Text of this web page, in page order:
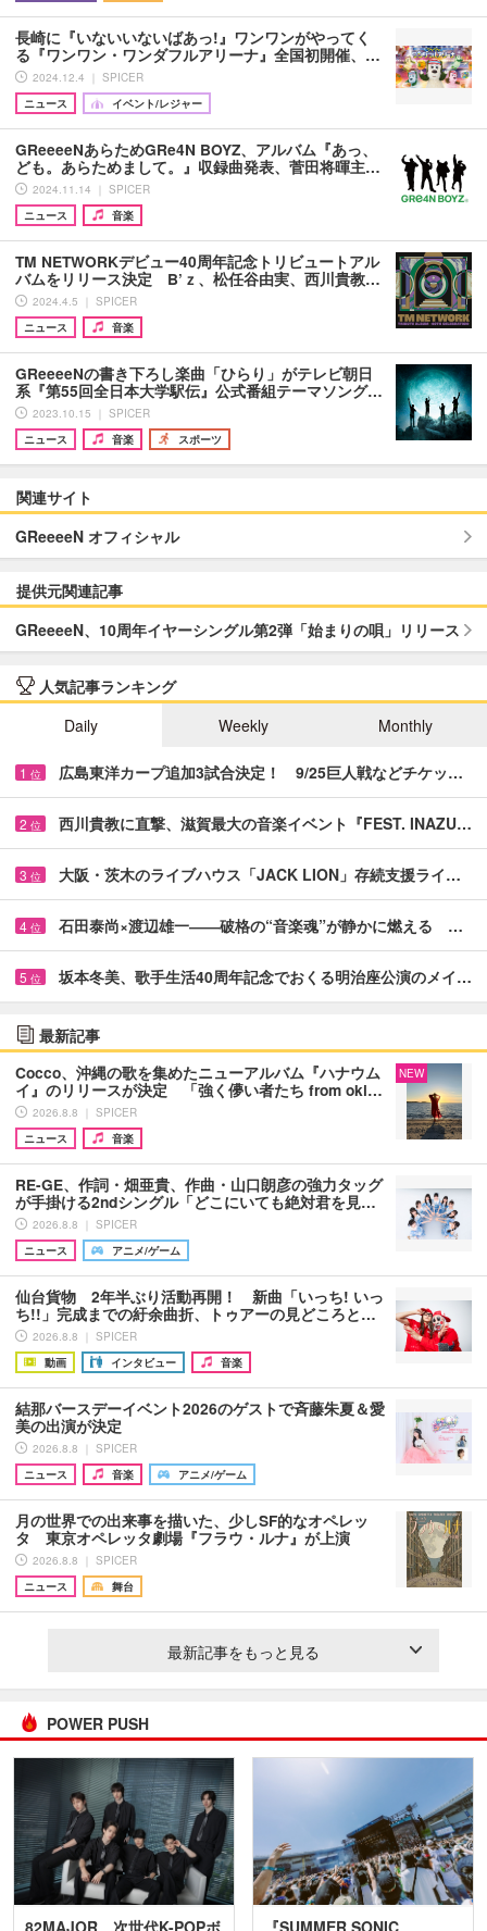
長崎に『いないいないばあっ!』ワンワンがやってく
る『ワンワン・ワンダフルアリーナ』全国初開催、…
2024.12.4 ｜ SPICER
ニュース
イベント/レジャー
GReeeeNあらためGRe4N BOYZ、アルバム『あっ、
ども。あらためまして。』収録曲発表、菅田将暉主…
2024.11.14 ｜ SPICER
ニュース
音楽
TM NETWORKデビュー40周年記念トリビュートアル
バムをリリース決定 B’ｚ、松任谷由実、西川貴教…
2024.4.5 ｜ SPICER
ニュース
音楽
GReeeeNの書き下ろし楽曲「ひらり」がテレビ朝日
系『第55回全日本大学駅伝』公式番組テーマソング…
2023.10.15 ｜ SPICER
ニュース
音楽 スポーツ
関連サイト
GReeeeN オフィシャル
提供元関連記事
GReeeeN、10周年イヤーシングル第2弾「始まりの唄」リリース
人気記事ランキング
Daily
Weekly Monthly
1 位 広島東洋カープ追加3試合決定！ 9/25巨人戦などチケッ…
2 位 西川貴教に直撃、滋賀最大の音楽イベント『FEST. INAZU…
3 位 大阪・茨木のライブハウス「JACK LION」存続支援ライ…
4 位 石田泰尚×渡辺雄一――破格の“音楽魂”が静かに燃える …
5 位 坂本冬美、歌手生活40周年記念でおくる明治座公演のメイ…
最新記事
Cocco、沖縄の歌を集めたニューアルバム『ハナウム
イ』のリリースが決定 「強く儚い者たち from oki…
2026.8.8 ｜ SPICER
ニュース
音楽
NEW
RE-GE、作詞・畑亜貴、作曲・山口朗彦の強力タッグ
が手掛ける2ndシングル「どこにいても絶対君を見…
2026.8.8 ｜ SPICER
ニュース
アニメ/ゲーム
仙台貨物 2年半ぶり活動再開！ 新曲「いっち! いっ
ち!!」完成までの紆余曲折、トゥアーの見どころと…
2026.8.8 ｜ SPICER
動画
インタビュー 音楽
結那バースデーイベント2026のゲストで斉藤朱夏＆愛
美の出演が決定
2026.8.8 ｜ SPICER
ニュース
音楽 アニメ/ゲーム
月の世界での出来事を描いた、少しSF的なオペレッ
タ 東京オペレッタ劇場『フラウ・ルナ』が上演
2026.8.8 ｜ SPICER
ニュース
舞台
最新記事をもっと見る
POWER PUSH